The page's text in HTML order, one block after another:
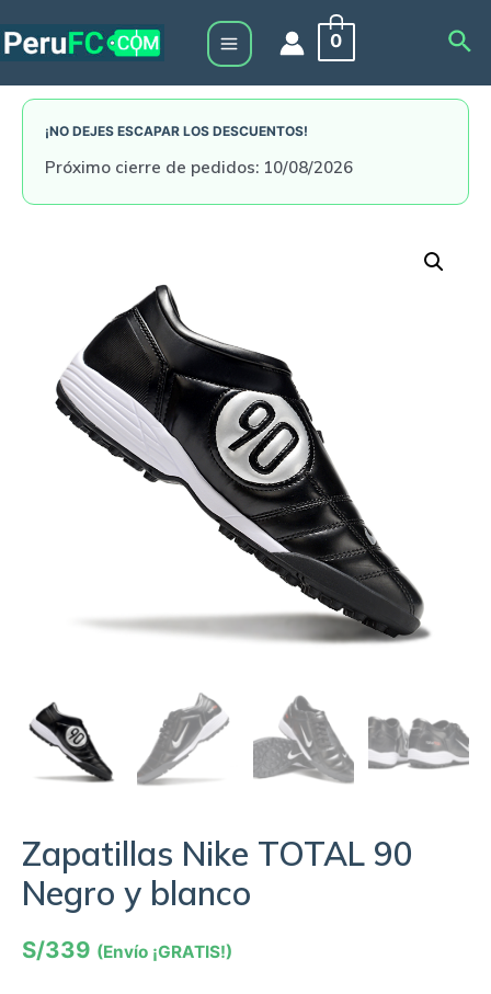
to
Main
Menu
0
¡NO DEJES ESCAPAR LOS DESCUENTOS!
Próximo cierre de pedidos: 10/08/2026
Zapatillas Nike TOTAL 90
Negro y blanco
S/339 (Envío ¡GRATIS!)